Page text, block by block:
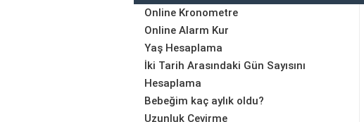
Online Kronometre
Online Alarm Kur
Yaş Hesaplama
İki Tarih Arasındaki Gün Sayısını
Hesaplama
Bebeğim kaç aylık oldu?
Uzunluk Çevirme